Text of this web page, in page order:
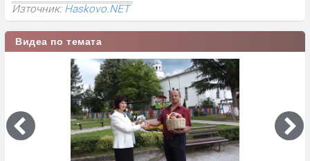
Източник:Haskovo.NET
Видеа по темата